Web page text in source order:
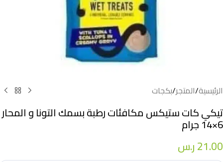
الرئيسية/المتجر/بكجات
تيكي كات ستيكس مكافئات رطبة بسمك التونا و المحار
6×14 جرام
21.00ر.س